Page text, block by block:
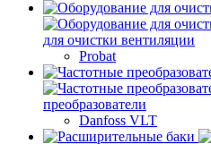
для очистки вентиляции
Probat
преобразователи
Danfoss VLT